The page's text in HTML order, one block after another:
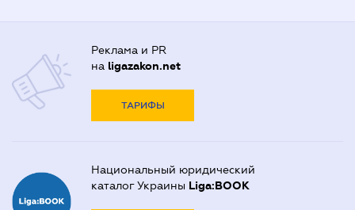
Реклама и PR
на ligazakon.net
ТАРИФЫ
Национальный юридический
каталог Украины Liga:BOOK